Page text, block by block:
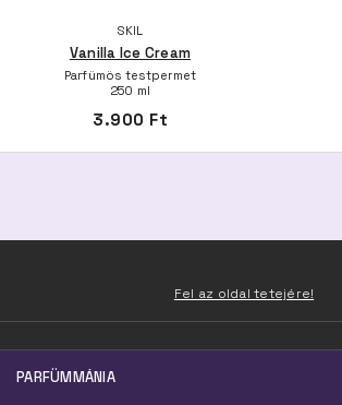
SKIL
Vanilla Ice Cream
Parfümös testpermet
250 ml
3.900 Ft
Fel az oldal tetejére!
PARFÜMMÁNIA